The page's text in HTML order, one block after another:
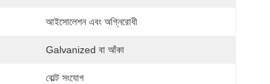
আইসোলেশন এবং অগ্নিরোধী
Galvanized বা আঁকা
বোল্ট সংযোগ